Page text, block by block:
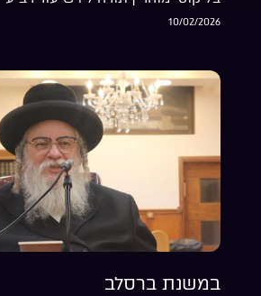
10/02/2026
במשנת ברסלב